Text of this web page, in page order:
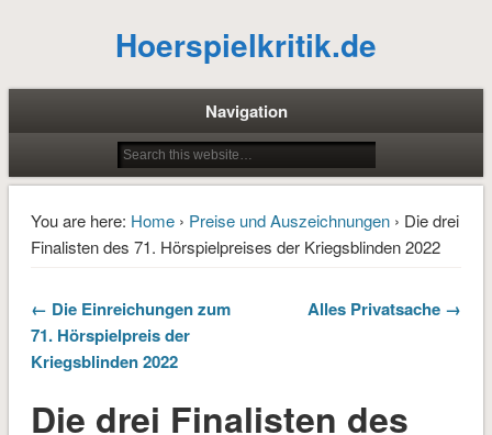
Hoerspielkritik.de
Navigation
You are here: Home› Preise und Auszeichnungen› Die drei
Finalisten des 71. Hörspielpreises der Kriegsblinden 2022
← Die Einreichungen zum
71. Hörspielpreis der
Kriegsblinden 2022
Alles Privatsache →
Die drei Finalisten des